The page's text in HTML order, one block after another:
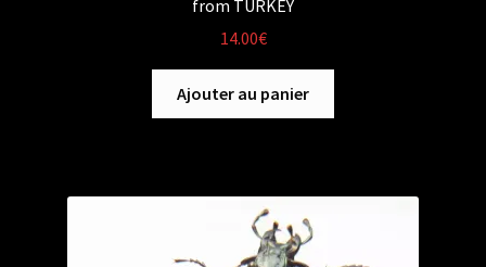
from TURKEY
14.00€
Ajouter au panier